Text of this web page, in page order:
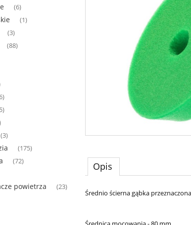
(6)
(1)
(3)
(88)
(3)
(175)
(72)
powietrza (23)
Opis
Średnio ścierna gąbka